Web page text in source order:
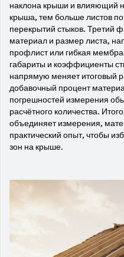
наклона крыши и влияющий
крыша, тем больше листов
перекрытий стыков. Третий
материал и размер листа,
профлист или гибкая
габариты и коэффициенты
напрямую меняет итоговый
добавочный процент
погрешностей измерения
расчётного количества.
объединяет измерения,
практический опыт, чтобы
зон на крыше.